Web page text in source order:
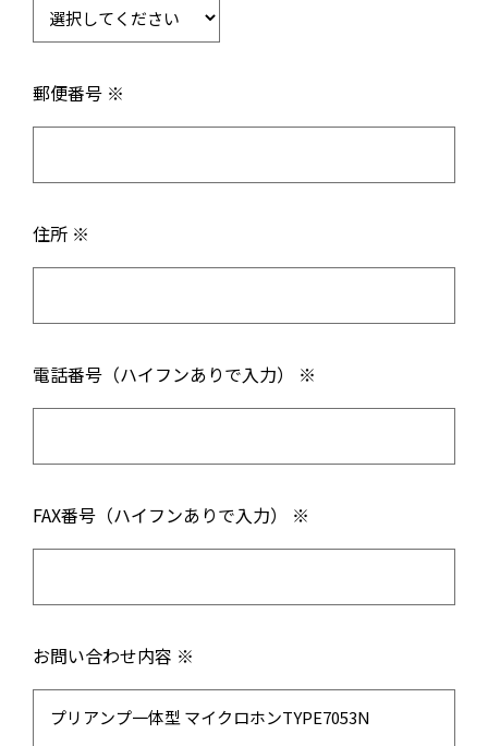
郵便番号 ※
住所 ※
電話番号（ハイフンありで入力） ※
FAX番号（ハイフンありで入力） ※
お問い合わせ内容 ※